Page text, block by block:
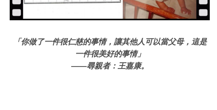
「你做了一件很仁慈的事情，讓其他人可以當父母，這是
一件很美好的事情」
——尋親者：王嘉康。